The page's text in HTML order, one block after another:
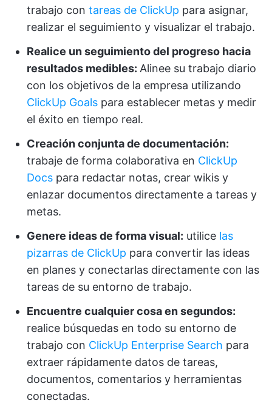
trabajo con tareas de ClickUp para asignar,
realizar el seguimiento y visualizar el trabajo.
Realice un seguimiento del progreso hacia
resultados medibles: Alinee su trabajo diario
con los objetivos de la empresa utilizando
ClickUp Goals para establecer metas y medir
el éxito en tiempo real.
Creación conjunta de documentación:
trabaje de forma colaborativa en ClickUp
Docs para redactar notas, crear wikis y
enlazar documentos directamente a tareas y
metas.
Genere ideas de forma visual: utilice las
pizarras de ClickUp para convertir las ideas
en planes y conectarlas directamente con las
tareas de su entorno de trabajo.
Encuentre cualquier cosa en segundos:
realice búsquedas en todo su entorno de
trabajo con ClickUp Enterprise Search para
extraer rápidamente datos de tareas,
documentos, comentarios y herramientas
conectadas.